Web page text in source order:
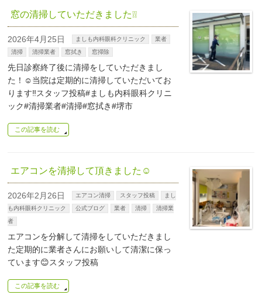
窓の清掃していただきました❕❕
2026年4月25日 ましも内科眼科クリニック
業者
清掃
清掃業者 窓拭き 窓掃除
先日診察終了後に清掃をしていただきまし
た！☺️当院は定期的に清掃していただいてお
ります‼️スタッフ投稿#ましも内科眼科クリニ
ック#清掃業者#清掃#窓拭き#堺市
この記事を読む
エアコンを清掃して頂きました☺
2026年2月26日 エアコン清掃 スタッフ投稿
まし
も内科眼科クリニック
公式ブログ 業者 清掃
清掃業
者
エアコンを分解して清掃をしていただきまし
た定期的に業者さんにお願いして清潔に保っ
ています😊スタッフ投稿
この記事を読む